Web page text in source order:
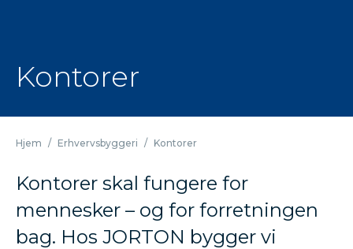
Kontorer
Hjem / Erhvervsbyggeri / Kontorer
Kontorer skal fungere for
mennesker – og for forretningen
bag. Hos JORTON bygger vi